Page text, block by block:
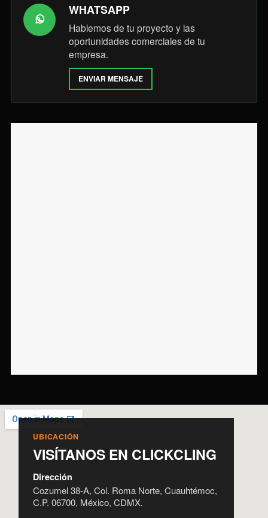
WHATSAPP
Hablemos de tu proyecto y las
oportunidades comerciales de tu
empresa.
ENVIAR MENSAJE
UBICACIÓN
VISÍTANOS EN CLICKCLING
Dirección
Cozumel 38-A, Col. Roma Norte, Cuauhtémoc,
C.P. 06700, México, CDMX.